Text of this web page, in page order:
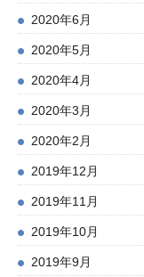
2020年6月
2020年5月
2020年4月
2020年3月
2020年2月
2019年12月
2019年11月
2019年10月
2019年9月